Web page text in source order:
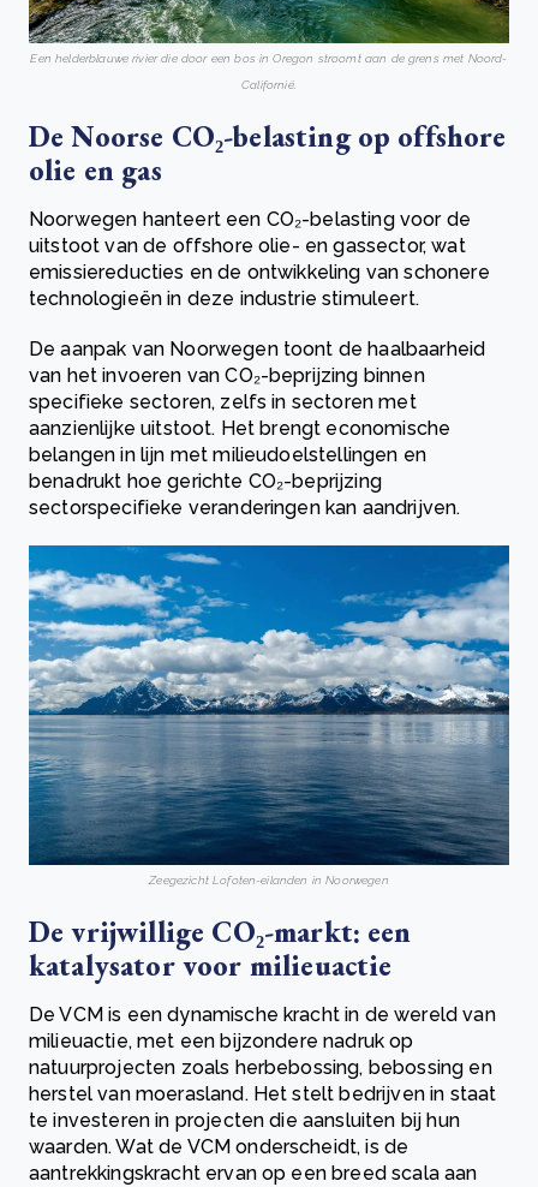
Een helderblauwe rivier die door een bos in Oregon stroomt aan de grens met Noord-
Californië.
De Noorse CO₂-belasting op offshore
olie en gas
Noorwegen hanteert een CO₂-belasting voor de
uitstoot van de offshore olie- en gassector, wat
emissiereducties en de ontwikkeling van schonere
technologieën in deze industrie stimuleert.
De aanpak van Noorwegen toont de haalbaarheid
van het invoeren van CO₂-beprijzing binnen
specifieke sectoren, zelfs in sectoren met
aanzienlijke uitstoot. Het brengt economische
belangen in lijn met milieudoelstellingen en
benadrukt hoe gerichte CO₂-beprijzing
sectorspecifieke veranderingen kan aandrijven.
Zeegezicht Lofoten-eilanden in Noorwegen
De vrijwillige CO₂-markt: een
katalysator voor milieuactie
De VCM is een dynamische kracht in de wereld van
milieuactie, met een bijzondere nadruk op
natuurprojecten zoals herbebossing, bebossing en
herstel van moerasland. Het stelt bedrijven in staat
te investeren in projecten die aansluiten bij hun
waarden. Wat de VCM onderscheidt, is de
aantrekkingskracht ervan op een breed scala aan